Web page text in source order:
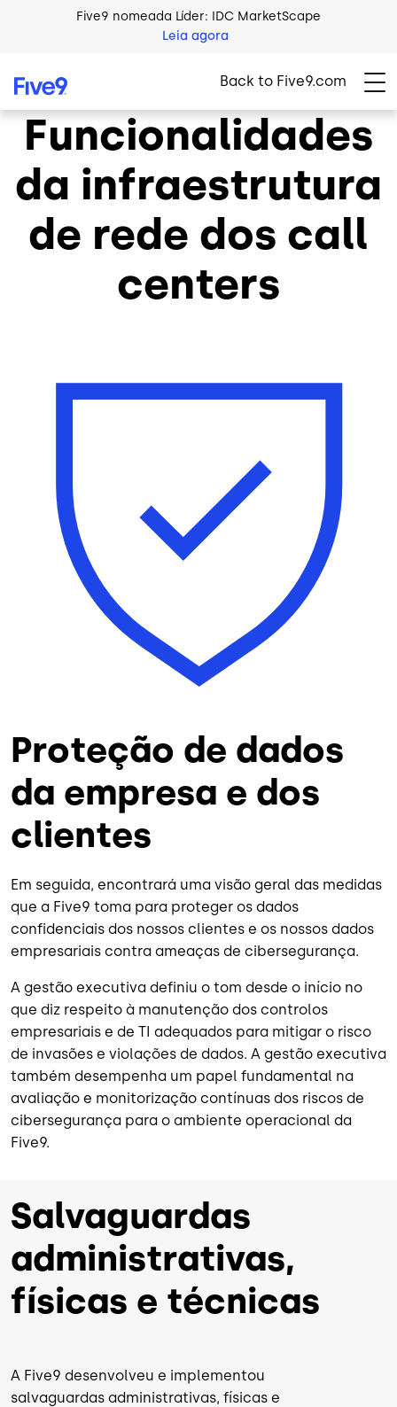
Skip to main contentFive9 nomeada Líder: IDC MarketScape
Leia agora
Back to Five9.com
Funcionalidades
da infraestrutura
de rede dos call
centers
Proteção de dados
da empresa e dos
clientes
Em seguida, encontrará uma visão geral das medidas
que a Five9 toma para proteger os dados
confidenciais dos nossos clientes e os nossos dados
empresariais contra ameaças de cibersegurança.
A gestão executiva definiu o tom desde o início no
que diz respeito à manutenção dos controlos
empresariais e de TI adequados para mitigar o risco
de invasões e violações de dados. A gestão executiva
também desempenha um papel fundamental na
avaliação e monitorização contínuas dos riscos de
cibersegurança para o ambiente operacional da
Five9.
Salvaguardas
administrativas,
físicas e técnicas
A Five9 desenvolveu e implementou
salvaguardas administrativas, físicas e